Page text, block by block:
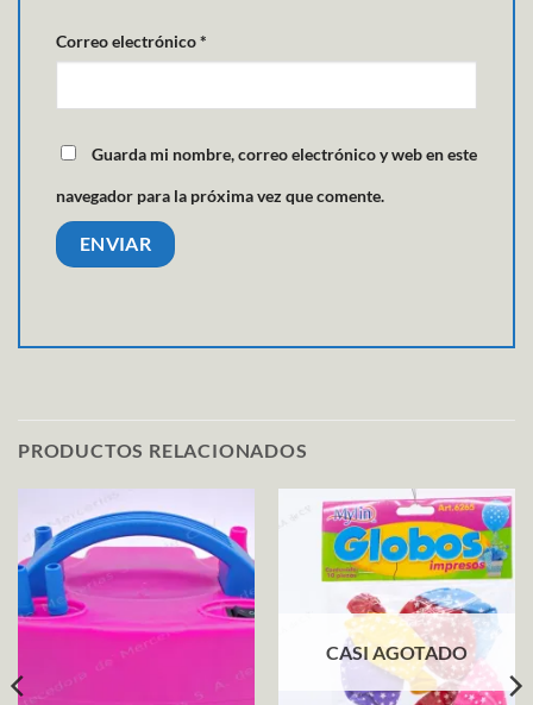
Correo electrónico*
Guarda mi nombre, correo electrónico y web en este
navegador para la próxima vez que comente.
PRODUCTOS RELACIONADOS
CASI AGOTADO